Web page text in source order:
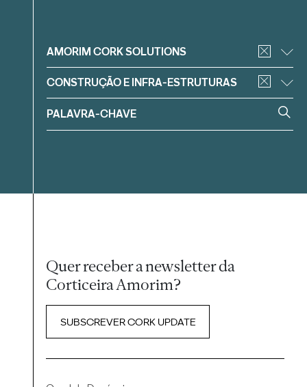
Filtrar
AMORIM CORK SOLUTIONS
CONSTRUÇÃO E INFRA-ESTRUTURAS
Quer receber a newsletter da
Corticeira Amorim?
SUBSCREVER CORK UPDATE